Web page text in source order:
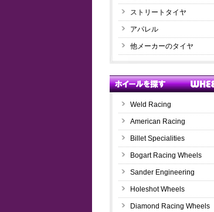
ストリートタイヤ
アパレル
他メーカーのタイヤ
Weld Racing
American Racing
Billet Specialities
Bogart Racing Wheels
Sander Engineering
Holeshot Wheels
Diamond Racing Wheels